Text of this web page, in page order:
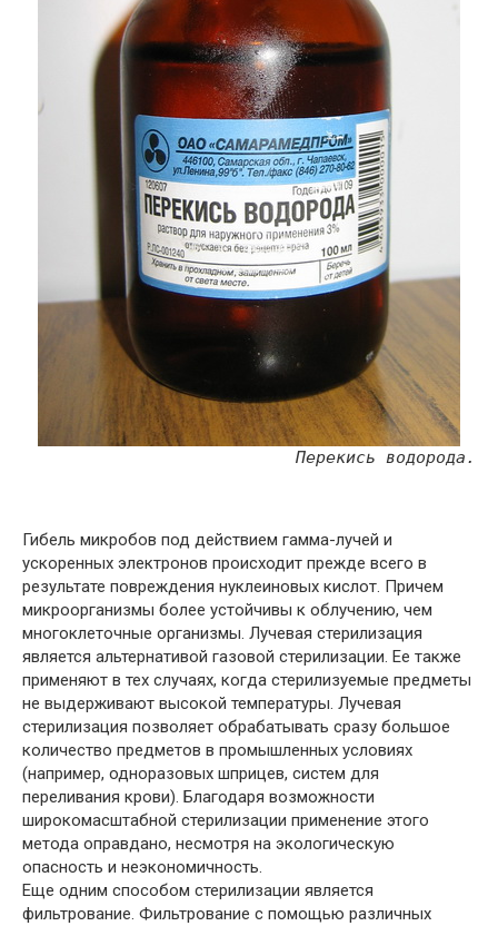
Перекись водорода.
Гибель микробов под действием гамма-лучей и
ускоренных электронов происходит прежде всего в
результате повреждения нуклеиновых кислот. Причем
микроорганизмы более устойчивы к облучению, чем
многоклеточные организмы. Лучевая стерилизация
является альтернативой газовой стерилизации. Ее также
применяют в тех случаях, когда стерилизуемые предметы
не выдерживают высокой температуры. Лучевая
стерилизация позволяет обрабатывать сразу большое
количество предметов в промышленных условиях
(например, одноразовых шприцев, систем для
переливания крови). Благодаря возможности
широкомасштабной стерилизации применение этого
метода оправдано, несмотря на экологическую
опасность и неэкономичность.
Еще одним способом стерилизации является
фильтрование. Фильтрование с помощью различных